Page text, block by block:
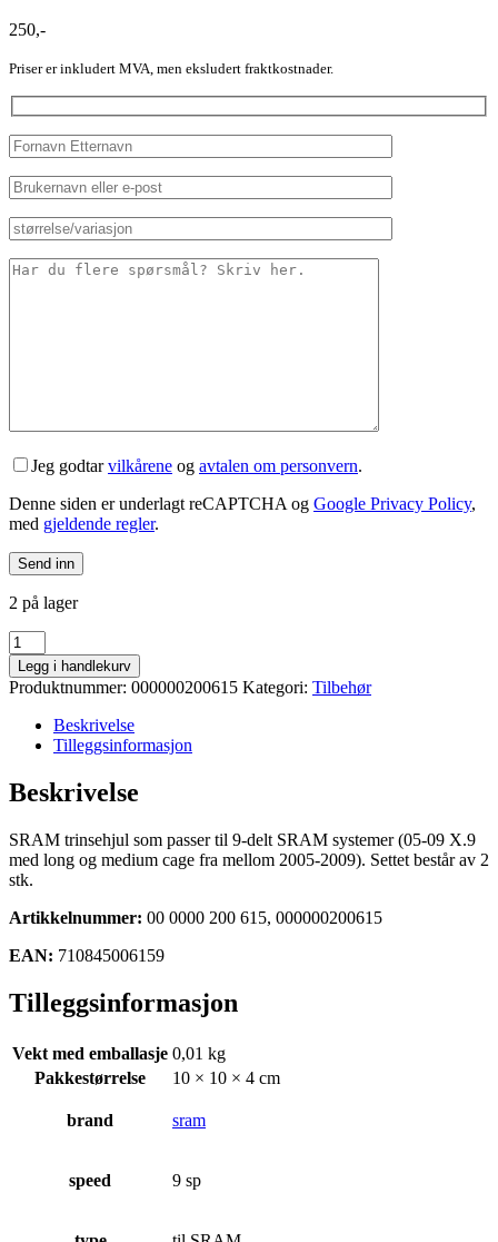
250,-
Priser er inkludert MVA, men eksludert fraktkostnader.
Jeg godtarvilkårene og avtalen om personvern.
Denne siden er underlagt reCAPTCHA og Google Privacy Policy,
med gjeldende regler.
2 på lager
SRAM
X9
3x9sp
(til
MY05-
trinsehjul
antall
Legg i handlekurv
Produktnummer: 000000200615 Kategori: Tilbehør
Beskrivelse
Tilleggsinformasjon
Beskrivelse
SRAM trinsehjul som passer til 9-delt SRAM systemer (05-09 X.9
med long og medium cage fra mellom 2005-2009). Settet består av 2
stk.
Artikkelnummer: 00 0000 200 615, 000000200615
EAN: 710845006159
Tilleggsinformasjon
Vekt med emballasje 0,01 kg
Pakkestørrelse
10 × 10 × 4 cm
brand sram
speed 9 sp